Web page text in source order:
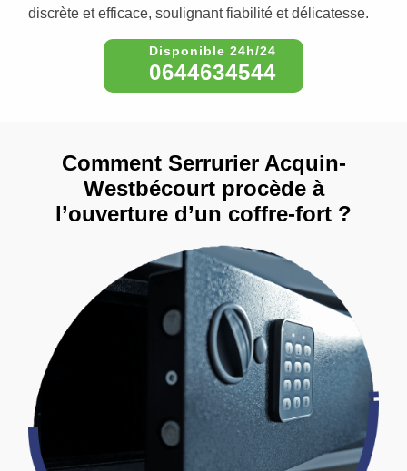
discrète et efficace, soulignant fiabilité et délicatesse.
0644634544
Comment Serrurier Acquin-
Westbécourt procède à
l’ouverture d’un coffre-fort ?